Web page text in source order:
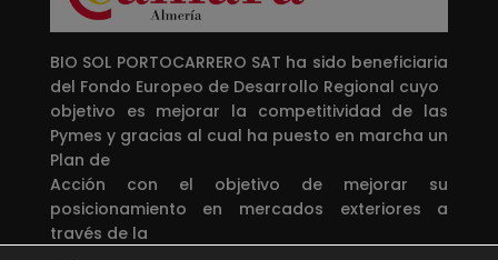
BIO SOL PORTOCARRERO SAT ha sido beneficiaria
del Fondo Europeo de Desarrollo Regional cuyo
objetivo es mejorar la competitividad de las
Pymes y gracias al cual ha puesto en marcha un
Plan de
Acción con el objetivo de mejorar su
posicionamiento en mercados exteriores a
través de la